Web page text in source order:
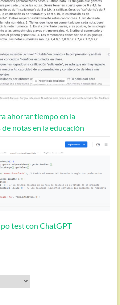
ahorrar tiempo en la
notas en la educación
test con ChatGPT